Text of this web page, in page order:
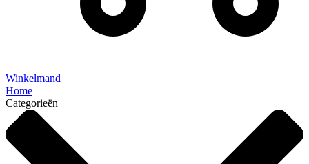
Winkelmand
Home
Categorieën